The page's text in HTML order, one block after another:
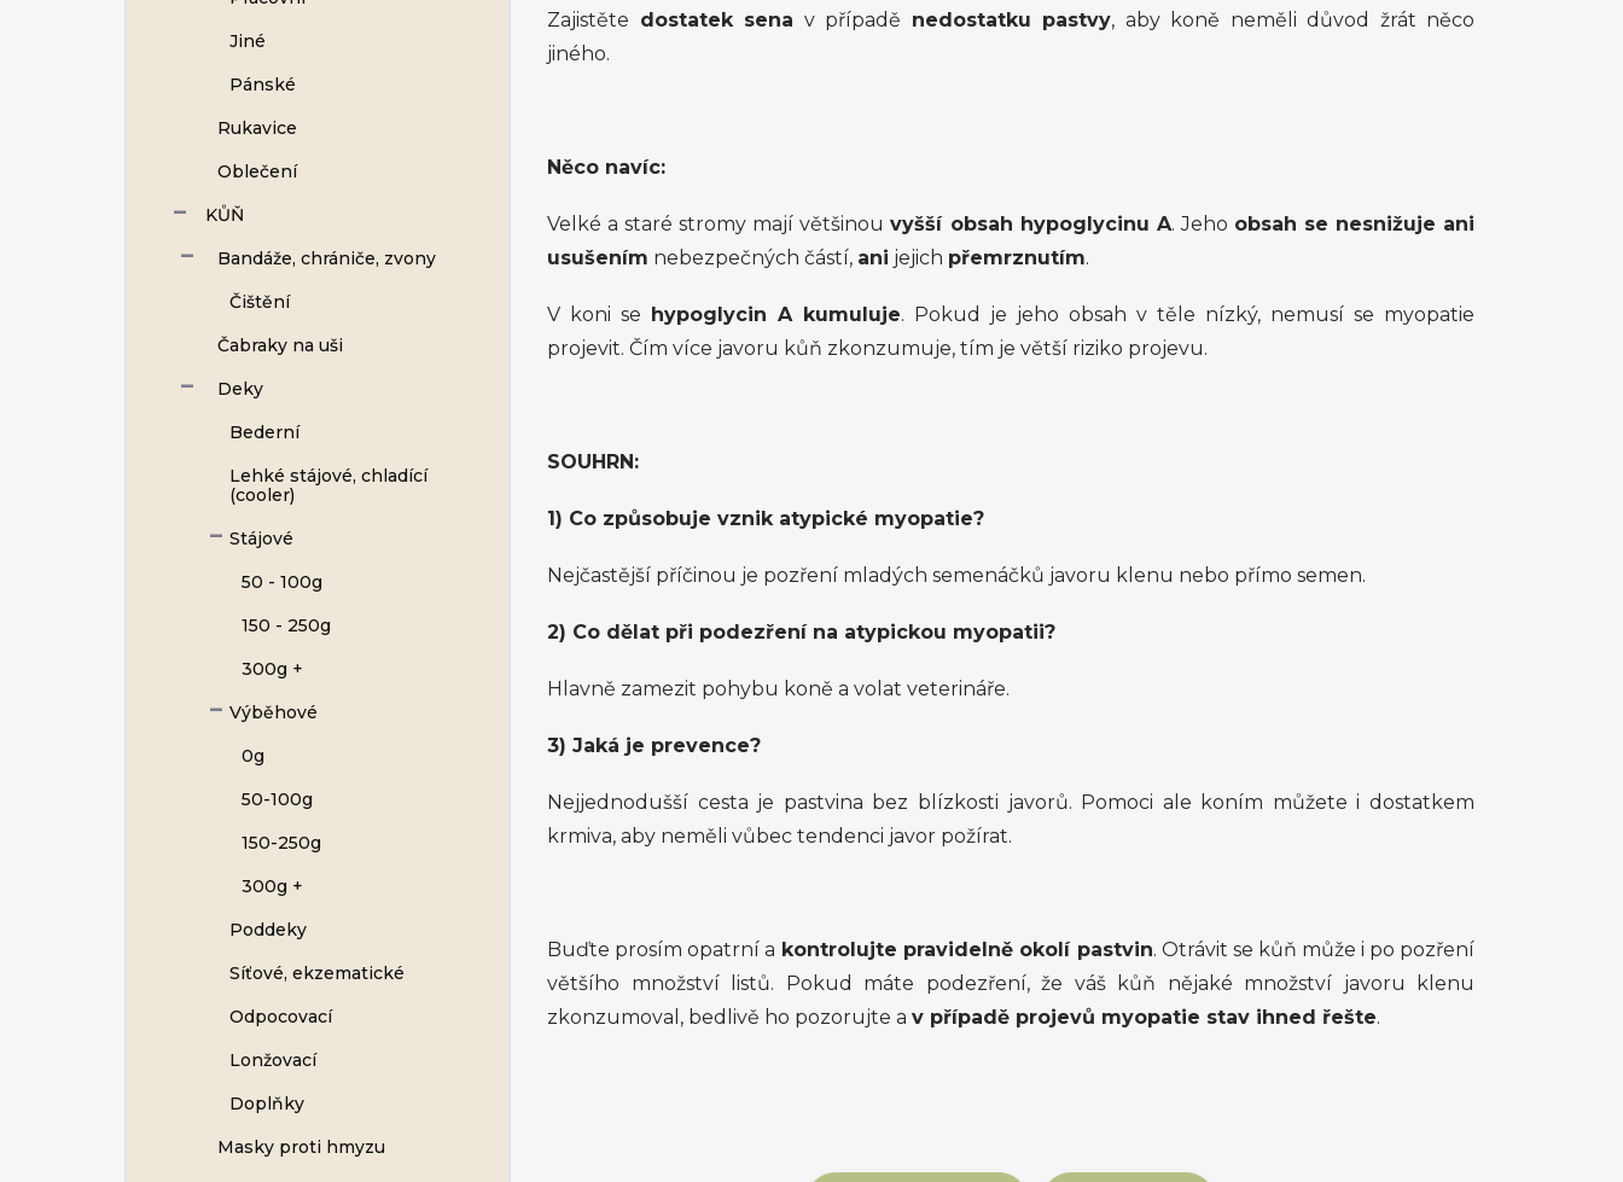
Jiné
Pánské
Rukavice
Oblečení
KŮŇ
Bandáže, chrániče, zvony
Čištění
Čabraky na uši
Deky
Bederní
Lehké stájové, chladící
(cooler)
Stájové
50 - 100g
150 - 250g
300g +
Výběhové
0g
50-100g
150-250g
300g +
Poddeky
Síťové, ekzematické
Odpocovací
Lonžovací
Doplňky
Masky proti hmyzu
Zajistěte dostatek sena v případě nedostatku pastvy, aby koně neměli důvod žrát něco
jiného.
Něco navíc:
Velké a staré stromy mají většinouvyšší obsah hypoglycinu A. Jeho obsah se nesnižuje ani
usušením nebezpečných částí, ani jejich přemrznutím.
V koni se hypoglycin A kumuluje. Pokud je jeho obsah v těle nízký, nemusí se myopatie
projevit. Čím více javoru kůň zkonzumuje, tím je větší riziko projevu.
SOUHRN:
1) Co způsobuje vznik atypické myopatie?
Nejčastější příčinou je pozření mladých semenáčků javoru klenu nebo přímo semen.
2) Co dělat při podezření na atypickou myopatii?
Hlavně zamezit pohybu koně a volat veterináře.
3) Jaká je prevence?
Nejjednodušší cesta je pastvina bez blízkosti javorů. Pomoci ale koním můžete i dostatkem
krmiva, aby neměli vůbec tendenci javor požírat.
Buďte prosím opatrní a kontrolujte pravidelně okolí pastvin. Otrávit se kůň může i po pozření
většího množství listů. Pokud máte podezření, že váš kůň nějaké množství javoru klenu
zkonzumoval, bedlivě ho pozorujte a v případě projevů myopatie stav ihned řešte.